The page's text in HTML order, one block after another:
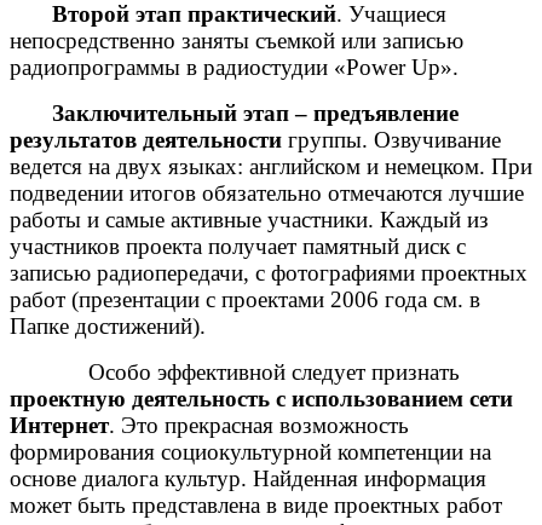
Второй этап практический. Учащиеся
непосредственно заняты съемкой или записью
радиопрограммы в радиостудии «Power Up».
Заключительный этап – предъявление
результатов деятельности группы. Озвучивание
ведется на двух языках: английском и немецком. При
подведении итогов обязательно отмечаются лучшие
работы и самые активные участники. Каждый из
участников проекта получает памятный диск с
записью радиопередачи, с фотографиями проектных
работ (презентации с проектами 2006 года см. в
Папке достижений).
Особо эффективной следует признать
проектную деятельность с использованием сети
Интернет. Это прекрасная возможность
формирования социокультурной компетенции на
основе диалога культур. Найденная информация
может быть представлена в виде проектных работ